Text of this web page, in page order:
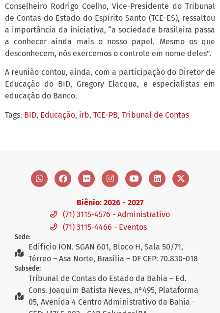
Conselheiro Rodrigo Coelho, Vice-Presidente do Tribunal
de Contas do Estado do Espírito Santo (TCE-ES), ressaltou
a importância da iniciativa, “a sociedade brasileira passa
a conhecer ainda mais o nosso papel. Mesmo os que
desconhecem, nós exercemos o controle em nome deles”.
A reunião contou, ainda, com a participação do Diretor de
Educação do BID, Gregory Elacqua, e especialistas em
educação do Banco.
Tags: BID, Educação, irb, TCE-PB, Tribunal de Contas
Biênio: 2026 - 2027
(71) 3115-4576 - Administrativo
(71) 3115-4466 - Eventos
Sede:
Edifício ION. SGAN 601, Bloco H, Sala 50/71,
Térreo – Asa Norte, Brasília – DF CEP: 70.830-018
Subsede:
Tribunal de Contas do Estado da Bahia – Ed.
Cons. Joaquim Batista Neves, n°495, Plataforma
05, Avenida 4 Centro Administrativo da Bahia -